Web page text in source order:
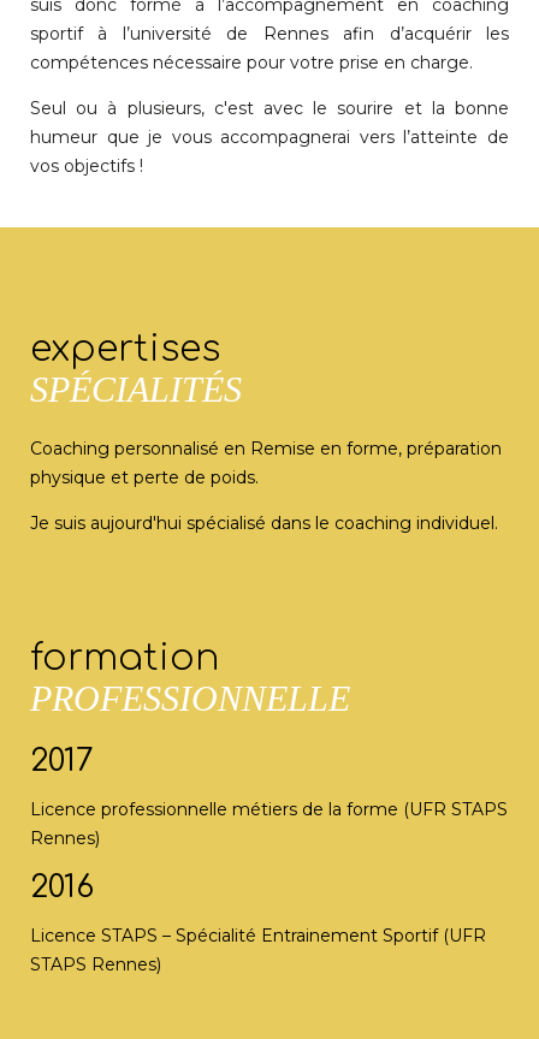
suis donc formé à l’accompagnement en coaching
sportif à l’université de Rennes afin d’acquérir les
compétences nécessaire pour votre prise en charge.
Seul ou à plusieurs, c'est avec le sourire et la bonne
humeur que je vous accompagnerai vers l’atteinte de
vos objectifs !
expertises
SPÉCIALITÉS
Coaching personnalisé en Remise en forme, préparation
physique et perte de poids.
Je suis aujourd'hui spécialisé dans le coaching individuel.
formation
PROFESSIONNELLE
2017
Licence professionnelle métiers de la forme (UFR STAPS
Rennes)
2016
Licence STAPS – Spécialité Entrainement Sportif (UFR
STAPS Rennes)